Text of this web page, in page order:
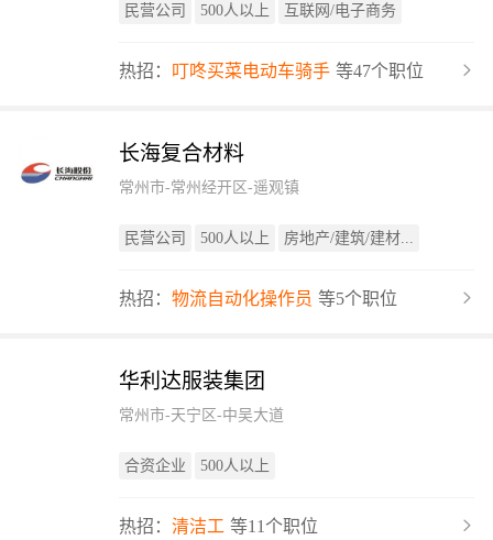
民营公司 500人以上 互联网/电子商务
热招： 叮咚买菜电动车骑手 等47个职位
长海复合材料
常州市-常州经开区-遥观镇
民营公司 500人以上 房地产/建筑/建材...
热招： 物流自动化操作员 等5个职位
华利达服装集团
常州市-天宁区-中吴大道
合资企业 500人以上
热招： 清洁工 等11个职位